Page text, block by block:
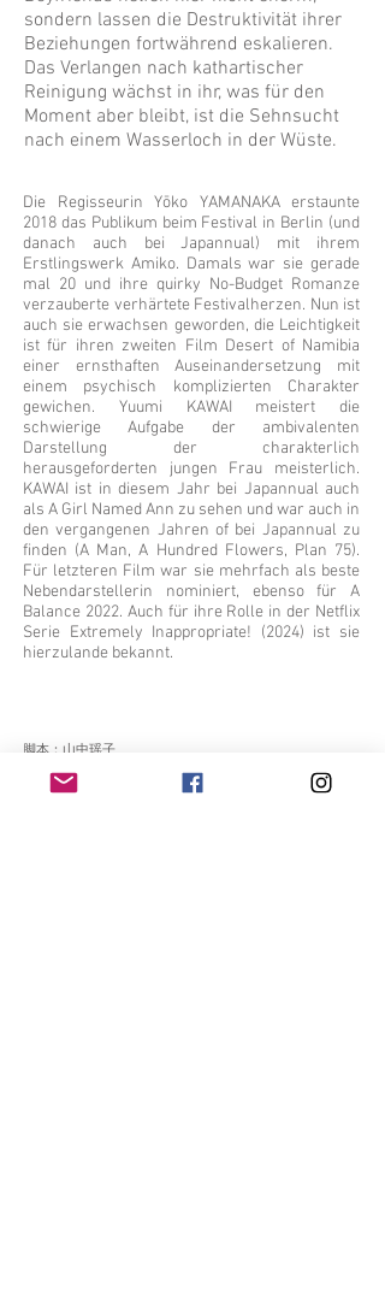
sondern lassen die Destruktivität ihrer
Beziehungen fortwährend eskalieren.
Das Verlangen nach kathartischer
Reinigung wächst in ihr, was für den
Moment aber bleibt, ist die Sehnsucht
nach einem Wasserloch in der Wüste.
Die Regisseurin Yōko YAMANAKA erstaunte
2018 das Publikum beim Festival in Berlin (und
danach auch bei Japannual) mit ihrem
Erstlingswerk Amiko. Damals war sie gerade
mal 20 und ihre quirky No-Budget Romanze
verzauberte verhärtete Festivalherzen. Nun ist
auch sie erwachsen geworden, die Leichtigkeit
ist für ihren zweiten Film Desert of Namibia
einer ernsthaften Auseinandersetzung mit
einem psychisch komplizierten Charakter
gewichen. Yuumi KAWAI meistert die
schwierige Aufgabe der ambivalenten
Darstellung der charakterlich
herausgeforderten jungen Frau meisterlich.
KAWAI ist in diesem Jahr bei Japannual auch
als A Girl Named Ann zu sehen und war auch in
den vergangenen Jahren of bei Japannual zu
finden (A Man, A Hundred Flowers, Plan 75).
Für letzteren Film war sie mehrfach als beste
Nebendarstellerin nominiert, ebenso für A
Balance 2022. Auch für ihre Rolle in der Netflix
Serie Extremely Inappropriate! (2024) ist sie
hierzulande bekannt.
脚本：山中瑶子
監督：山中瑶子